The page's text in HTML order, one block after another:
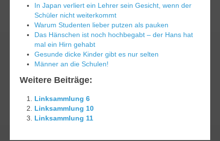
In Japan verliert ein Lehrer sein Gesicht, wenn der
Schüler nicht weiterkommt
Warum Studenten lieber putzen als pauken
Das Hänschen ist noch hochbegabt – der Hans hat
mal ein Hirn gehabt
Gesunde dicke Kinder gibt es nur selten
Männer an die Schulen!
Weitere Beiträge:
Linksammlung 6
Linksammlung 10
Linksammlung 11